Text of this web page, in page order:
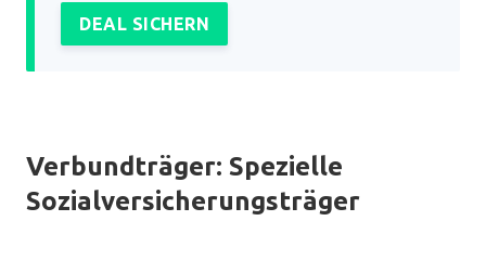
DEAL SICHERN
Verbundträger: Spezielle
Sozialversicherungsträger